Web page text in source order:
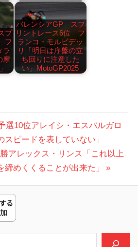
プ
フ
ラ
摩
バレンシアGP スプ
リントレース6位 フ
ランコ・モルビデッ
リ「明日は序盤の立
ち回りに注意した
い」MotoGP2025
10位アレイシ・エスパルガロ
スピードを表していない」
アレックス・リンス「これ以上
締めくくることが出来た」